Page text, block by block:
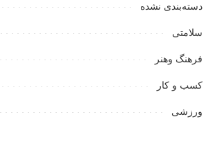
دسته‌بندی نشده
سلامتی
فرهنگ وهنر
کسب و کار
ورزشی